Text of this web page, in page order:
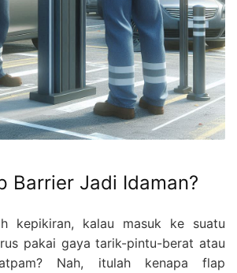
Barrier Jadi Idaman?
kepikiran, kalau masuk ke suatu
pakai gaya tarik-pintu-berat atau
Nah, itulah kenapa flap